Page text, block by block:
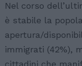
Nel corso
è stabile la
apertura/
immigrati (42%),